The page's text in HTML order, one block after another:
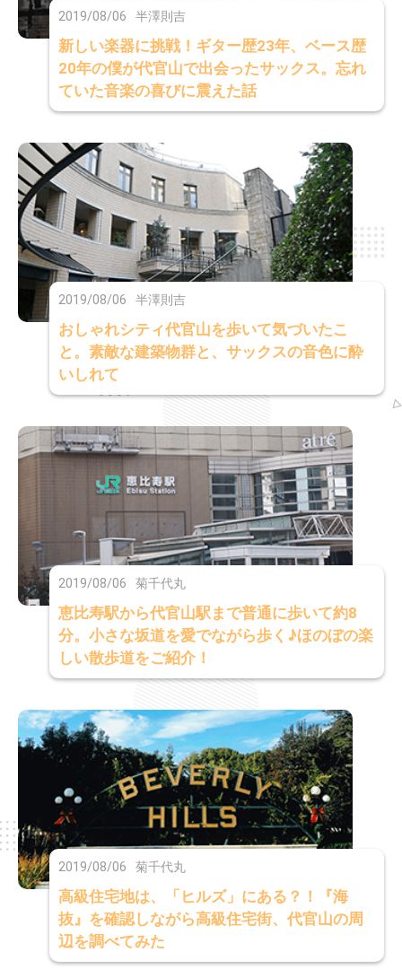
2019/08/06 半澤則吉
新しい楽器に挑戦！ギター歴23年、ベース歴
20年の僕が代官山で出会ったサックス。忘れ
ていた音楽の喜びに震えた話
2019/08/06 半澤則吉
おしゃれシティ代官山を歩いて気づいたこ
と。素敵な建築物群と、サックスの音色に酔
いしれて
2019/08/06 菊千代丸
恵比寿駅から代官山駅まで普通に歩いて約8
分。小さな坂道を愛でながら歩く♪ほのぼの楽
しい散歩道をご紹介！
2019/08/06 菊千代丸
高級住宅地は、「ヒルズ」にある？！『海
抜』を確認しながら高級住宅街、代官山の周
辺を調べてみた